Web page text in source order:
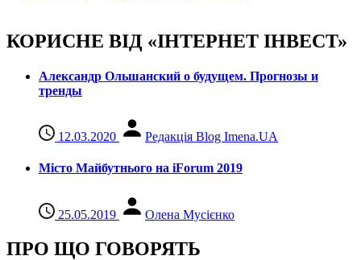
КОРИСНЕ ВІД «ІНТЕРНЕТ ІНВЕСТ»
Александр Ольшанский о будущем. Прогнозы и
тренды
12.03.2020 Редакція Blog Imena.UA
Місто Майбутнього на iForum 2019
25.05.2019 Олена Мусієнко
ПРО ЩО ГОВОРЯТЬ